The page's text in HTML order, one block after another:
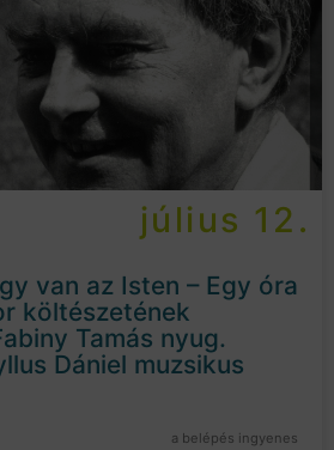
július 12.
van az Isten – Egy óra
költészetének
Tamás nyug.
Dániel muzsikus
a belépés ingyenes